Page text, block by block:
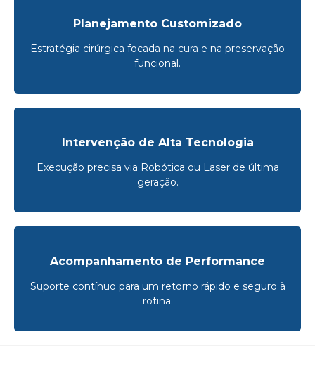
Planejamento Customizado
Estratégia cirúrgica focada na cura e na preservação
funcional.
Intervenção de Alta Tecnologia
Execução precisa via Robótica ou Laser de última
geração.
Acompanhamento de Performance
Suporte contínuo para um retorno rápido e seguro à
rotina.